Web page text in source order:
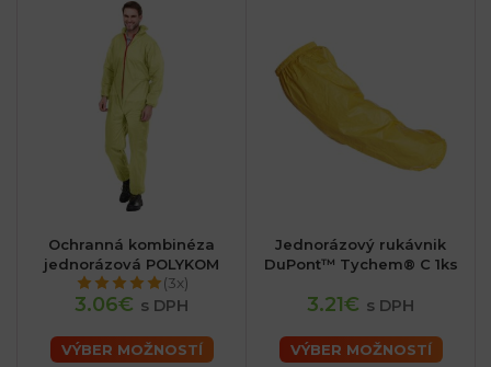
Ochranná kombinéza
jednorázová POLYKOM
(3x)
3.06€ s DPH
VÝBER MOŽNOSTÍ
Jednorázový rukávnik
DuPont™ Tychem® C 1ks
3.21€ s DPH
VÝBER MOŽNOSTÍ